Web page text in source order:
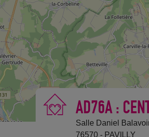
AD76A :
Salle Daniel
76570 - PAVILLY